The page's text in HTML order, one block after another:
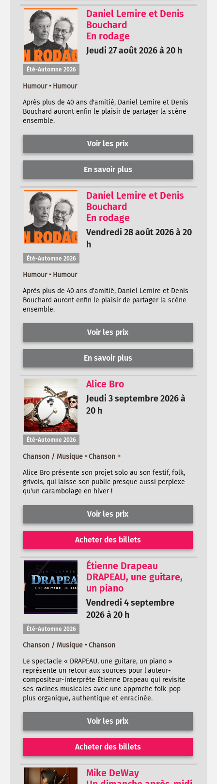
Daniel Lemire et Denis
Bouchard
En rodage
Jeudi 27 août 2026 à 20 h
Été-Automne 2026
Humour • Humour
Après plus de 40 ans d'amitié, Daniel Lemire et Denis
Bouchard auront enfin le plaisir de partager la scène
ensemble.
Voir les prix
En savoir plus
Daniel Lemire et Denis
Bouchard
En rodage
Vendredi 28 août 2026 à 20
h
Été-Automne 2026
Humour • Humour
Après plus de 40 ans d'amitié, Daniel Lemire et Denis
Bouchard auront enfin le plaisir de partager la scène
ensemble.
Voir les prix
En savoir plus
Alice Bro
Jeudi 3 septembre 2026 à
20 h
Été-Automne 2026
Chanson / Musique • Chanson +
Alice Bro présente son projet solo au son festif, folk,
grivois, qui laisse son public presque aussi perplexe
qu'un carambolage en hiver !
Voir les prix
Acheter des billets
Étienne Drapeau
DRAPEAU, une guitare,
un piano
Vendredi 4 septembre
2026 à 20 h
Été-Automne 2026
Chanson / Musique • Chanson
Le spectacle « DRAPEAU, une guitare, un piano »
représente un retour aux sources pour l'auteur-
compositeur-interprète Étienne Drapeau qui revisite
ses racines musicales avec une approche folk-pop
plus organique, authentique et enracinée.
Voir les prix
Acheter des billets
Mike DeWay